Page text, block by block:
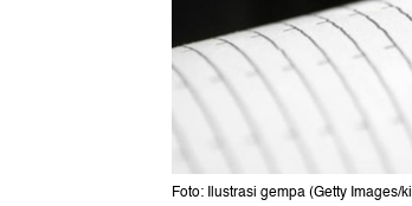
Foto: Ilustrasi gempa (Getty Images/